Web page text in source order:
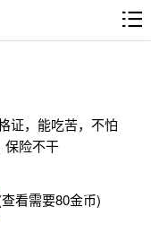
证，能吃苦，不怕
保险不干
看需要80金币)